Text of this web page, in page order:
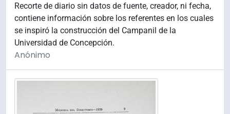
Recorte de diario sin datos de fuente, creador, ni fecha,
contiene información sobre los referentes en los cuales
se inspiró la construcción del Campanil de la
Universidad de Concepción.
Anónimo